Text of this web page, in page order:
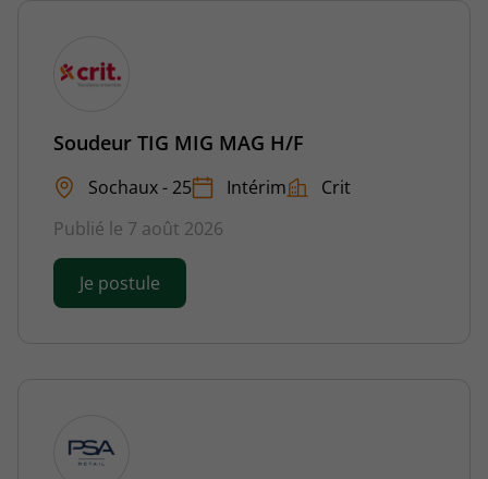
Soudeur TIG MIG MAG H/F
Sochaux - 25 Intérim
Crit
Publié le 7 août 2026
Je postule